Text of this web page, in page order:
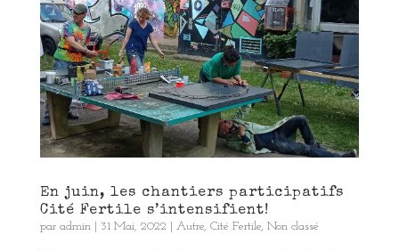
En juin, les chantiers participatifs
Cité Fertile s’intensifient!
par admin| 31 Mai, 2022 Autre, Cité Fertile, Non classé